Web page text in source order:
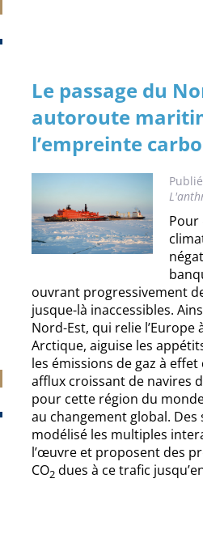
Le passage du
autoroute
l’empreinte
Pour
ouvrant progressivement
jusque-là inaccessibles.
Nord-Est, qui relie l’Europe
Arctique, aiguise les
les émissions de gaz à
afflux croissant de navires
pour cette région du
au changement global.
modélisé les multiples
l’œuvre et proposent des
CO2 dues à ce trafic